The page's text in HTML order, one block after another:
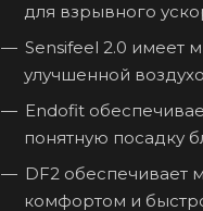
для взрывного
Sensifeel 2.0 имеет
улучшенной
Endofit
понятную посадку
DF2 обеспечивает
комфортом и